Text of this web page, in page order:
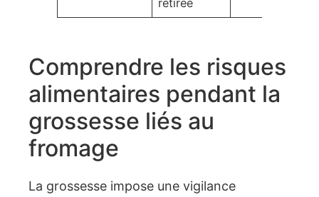
retirée
Comprendre les risques
alimentaires pendant la
grossesse liés au
fromage
La grossesse impose une vigilance